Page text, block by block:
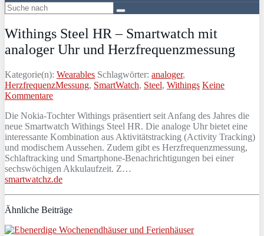
Withings Steel HR – Smartwatch mit
analoger Uhr und Herzfrequenzmessung
Kategorie(n): Wearables Schlagwörter: analoger,
HerzfrequenzMessung, SmartWatch, Steel, Withings Keine
Kommentare
Die Nokia-Tochter Withings präsentiert seit Anfang des Jahres die
neue Smartwatch Withings Steel HR. Die analoge Uhr bietet eine
interessante Kombination aus Aktivitätstracking (Activity Tracking)
und modischem Aussehen. Zudem gibt es Herzfrequenzmessung,
Schlaftracking und Smartphone-Benachrichtigungen bei einer
sechswöchigen Akkulaufzeit. Z…
smartwatchz.de
Ähnliche Beiträge